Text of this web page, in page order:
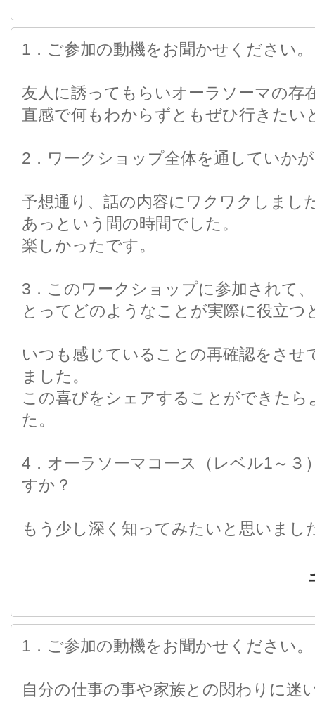
1．ご参加の動機をお聞かせください。
友人に誘ってもらいオーラソーマの存
直感で何もわからずともぜひ行きたい
2．ワークショップ全体を通していか
予想通り、話の内容にワクワクしまし
あっという間の時間でした。
楽しかったです。
3．このワークショップに参加されて
とってどのようなことが実際に役立つ
いつも感じていることの再確認をさせ
ました。
この喜びをシェアすることができたら
た。
4．オーラソーマコース（レベル1～３
すか？
もう少し深く知ってみたいと思いまし
1．ご参加の動機をお聞かせください。
自分の仕事の事や家族との関わりに迷